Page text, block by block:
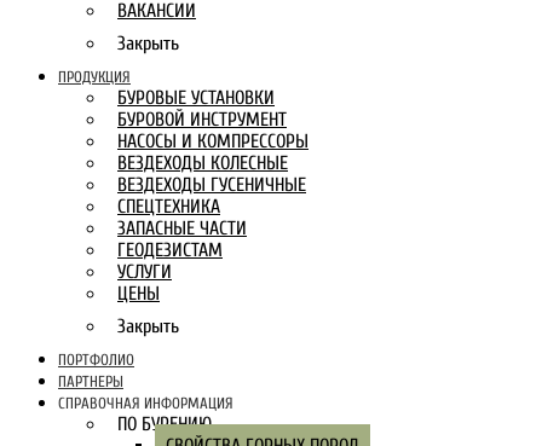
ВАКАНСИИ
Закрыть
ПРОДУКЦИЯ
БУРОВЫЕ УСТАНОВКИ
БУРОВОЙ ИНСТРУМЕНТ
НАСОСЫ И КОМПРЕССОРЫ
ВЕЗДЕХОДЫ КОЛЕСНЫЕ
ВЕЗДЕХОДЫ ГУСЕНИЧНЫЕ
СПЕЦТЕХНИКА
ЗАПАСНЫЕ ЧАСТИ
ГЕОДЕЗИСТАМ
УСЛУГИ
ЦЕНЫ
Закрыть
ПОРТФОЛИО
ПАРТНЕРЫ
СПРАВОЧНАЯ ИНФОРМАЦИЯ
ПО БУРЕНИЮ